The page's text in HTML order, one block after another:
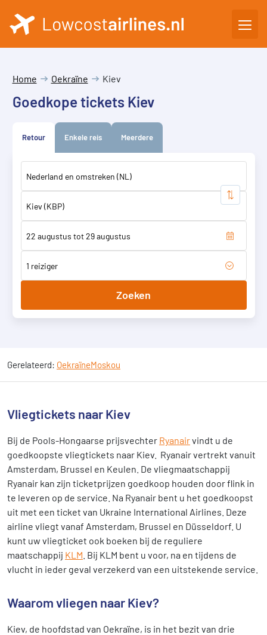
Home Oekraïne Kiev
Goedkope tickets Kiev
Retour Enkele reis Meerdere
1 reiziger
Zoeken
Gerelateerd: OekraïneMoskou
Vliegtickets naar Kiev
Bij de Pools-Hongaarse prijsvechter Ryanairvindt u de
goedkoopste vliegtickets naar Kiev. Ryanair vertrekt vanuit
Amsterdam, Brussel en Keulen. De vliegmaatschappij
Ryanair kan zijn ticketprijzen goedkoop houden door flink in
te leveren op de service. Na Ryanair bent u het goedkoopst
uit met een ticket van Ukraine International Airlines. Deze
airline vliegt vanaf Amsterdam, Brussel en Düsseldorf. U
kunt uw vliegticket ook boeken bij de reguliere
maatschappij KLM . Bij KLM bent u voor, na en tijdens de
vlucht in ieder geval verzekerd van een uitstekende service.
Waarom vliegen naar Kiev?
Kiev, de hoofdstad van Oekraïne, is in het bezit van drie